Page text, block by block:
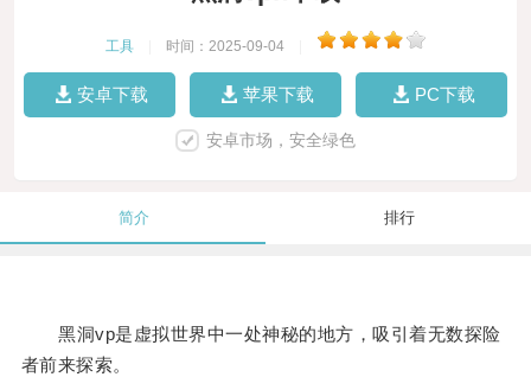
工具 时间：2025-09-04
安卓下载 苹果下载 PC下载
安卓市场，安全绿色
简介 排行
黑洞vp是虚拟世界中一处神秘的地方，吸引着无数探险
者前来探索。